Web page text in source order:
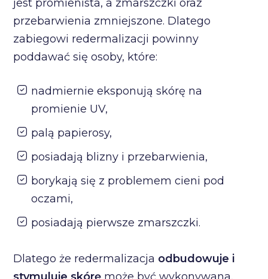
jest promienista, a zmarszczki oraz
przebarwienia zmniejszone. Dlatego
zabiegowi redermalizacji powinny
poddawać się osoby, które:
nadmiernie eksponują skórę na
promienie UV,
palą papierosy,
posiadają blizny i przebarwienia,
borykają się z problemem cieni pod
oczami,
posiadają pierwsze zmarszczki.
Dlatego że redermalizacja odbudowuje i